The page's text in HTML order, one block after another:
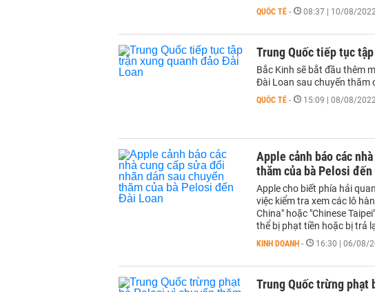
QUỐC TẾ - 08:37 | 10/08/
Trung Quốc tiếp tục
Bắc Kinh sẽ bắt đầu thêm
Đài Loan sau chuyến thăm
QUỐC TẾ - 15:09 | 08/08/
Apple cảnh báo các
thăm của bà Pelosi
Apple cho biết phía hải
việc kiểm tra xem các lô
China" hoặc "Chinese
thể bị phạt tiền hoặc bị trả
KINH DOANH - 16:30 | 06/08/
Trung Quốc trừng phạt